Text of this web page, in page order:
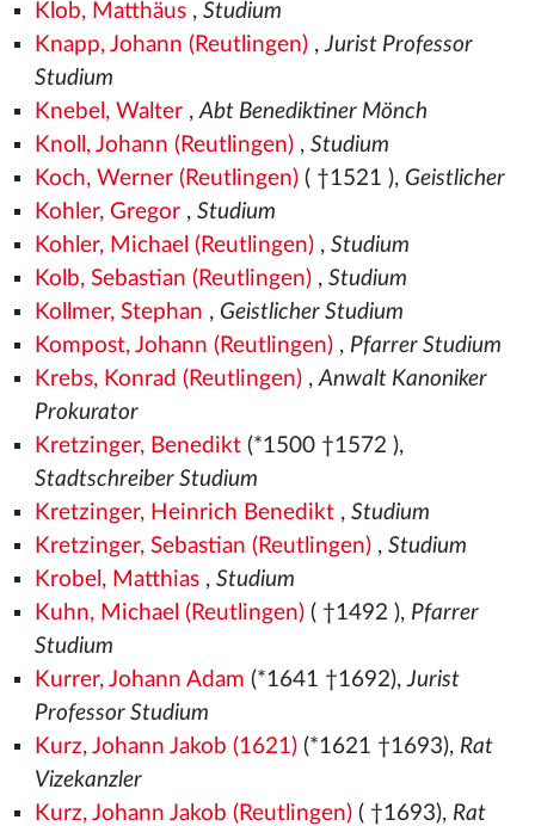
Klob, Matthäus, Studium
Knapp, Johann (Reutlingen),Jurist Professor
Studium
Knebel, Walter,Abt Benediktiner Mönch
Knoll, Johann (Reutlingen), Studium
Koch, Werner (Reutlingen)( †1521 ), Geistlicher
Kohler, Gregor, Studium
Kohler, Michael (Reutlingen), Studium
Kolb, Sebastian (Reutlingen), Studium
Kollmer, Stephan , Geistlicher Studium
Kompost, Johann (Reutlingen), Pfarrer Studium
Krebs, Konrad (Reutlingen),Anwalt Kanoniker
Prokurator
Kretzinger, Benedikt(*1500 †1572 ),
Stadtschreiber Studium
Kretzinger, Heinrich Benedikt, Studium
Kretzinger, Sebastian (Reutlingen), Studium
Krobel, Matthias, Studium
Kuhn, Michael (Reutlingen)( †1492 ), Pfarrer
Studium
Kurrer, Johann Adam (*1641 †1692),Jurist
Professor Studium
Kurz, Johann Jakob (1621)(*1621 †1693), Rat
Vizekanzler
Kurz, Johann Jakob (Reutlingen)( †1693), Rat